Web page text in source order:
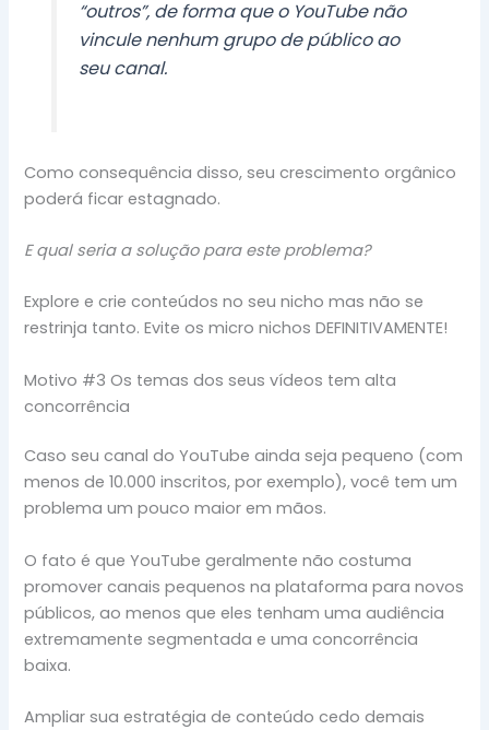
“outros”, de forma que o YouTube não
vincule nenhum grupo de público ao
seu canal.
Como consequência disso, seu crescimento orgânico
poderá ficar estagnado.
E qual seria a solução para este problema?
Explore e crie conteúdos no seu nicho mas não se
restrinja tanto. Evite os micro nichos DEFINITIVAMENTE!
Motivo #3 Os temas dos seus vídeos tem alta
concorrência
Caso seu canal do YouTube ainda seja pequeno (com
menos de 10.000 inscritos, por exemplo), você tem um
problema um pouco maior em mãos.
O fato é que YouTube geralmente não costuma
promover canais pequenos na plataforma para novos
públicos, ao menos que eles tenham uma audiência
extremamente segmentada e uma concorrência
baixa.
Ampliar sua estratégia de conteúdo cedo demais